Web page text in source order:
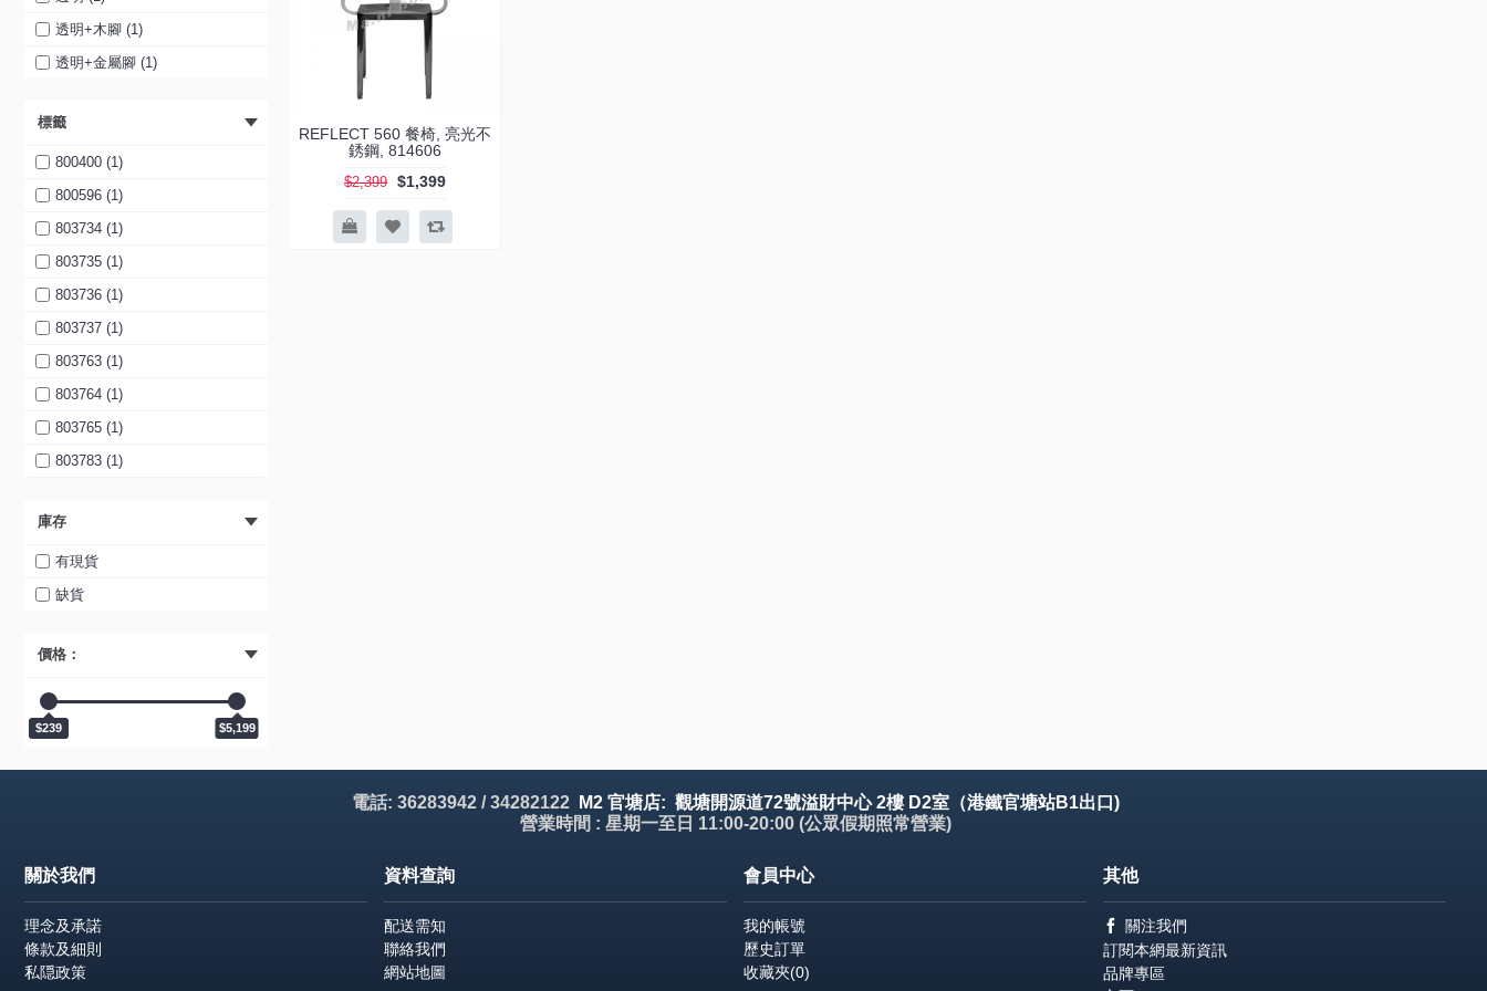
透明紅 (1)
白色 (1)
黑色 (1)
紅色 (1)
橙色 (1)
白色 (1)
紅色 (1)
綠色 (1)
藍色 (1)
黑色 (1)
橙色 (1)
白色 (1)
綠色 (1)
黃色 (1)
黑色 (1)
橙色 (1)
紅色 (1)
綠色 (1)
藍色 (1)
紅色 (1)
綠色 (1)
透明+木腳 (1)
透明+金屬腳 (1)
標籤
800400 (1)
800596 (1)
803734 (1)
803735 (1)
803736 (1)
803737 (1)
803763 (1)
803764 (1)
803765 (1)
803783 (1)
803785 (1)
803786 (1)
803787 (1)
803804 (1)
809914 (1)
809920 (1)
811160 (1)
811161 (1)
庫存
有現貨
缺貨
價格：
$239 $5,199
REFLECT 560 餐椅, 亮光不
銹鋼, 814606
$2,399 $1,399
電話: 36283942 / 34282122
M2 官塘店: 觀塘開源道72號溢財中心 2樓 D2室（港鐵官塘站B1出口)
營業時間 : 星期一至日 11:00-20:00 (公眾假期照常營業)
關於我們
理念及承諾
條款及細則
私隠政策
資料查詢
配送需知
聯絡我們
網站地圖
會員中心
我的帳號
歷史訂單
收藏夾(0)
其他
關注我們
訂閱本網最新資訊
品牌專區